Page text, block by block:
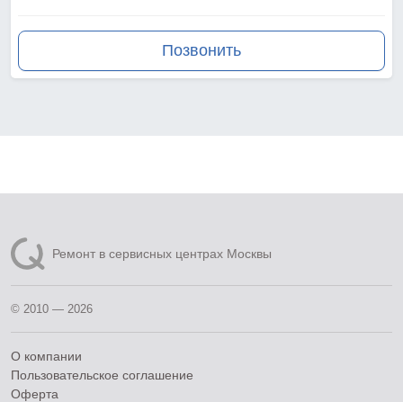
Позвонить
Ремонт в сервисных центрах Москвы
© 2010 — 2026
О компании
Пользовательское соглашение
Оферта